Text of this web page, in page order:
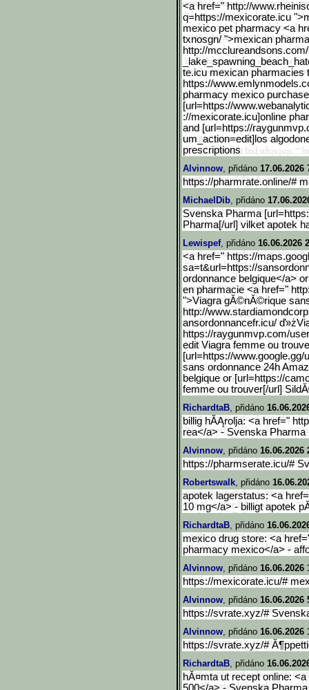
<a href=" http://
q=https://mexicorate.icu
mexico pet pharmacy <a
txnosgn/ ">mexican
http://mcclureandsons.com
te.icu mexican pharmacies
https://
pharmacy mexico
[url=https://www.webanaly
://mexicorate.icu]online
and [url=https://
um_action=edit]los
prescriptions
Alvinnow, přidáno 17.06.2026
https://pharmrate.online/#
MichaelDib, přidáno
Svenska Pharma
Pharma[/url] vilket apotek
Lewispef, přidáno 16.06.2026
<a href=" https://
sa=t&url=https://
ordonnance belgique</a>
en pharmacie <a href="
">Viagra gĂ©nĂ©rique
http://www.stardiamondcor
ansordonnancefr.icu/
https://raygunmvp.com/
edit Viagra femme ou
[url=https://www.google.gg/
sans ordonnance 24h
belgique or [url=https://
femme ou trouver[/url]
RichardtaB, přidáno
billig hĂĄrolja: <a href="
rea</a> - Svenska Pharma
Alvinnow, přidáno 16.06.2026
https://pharmserate.icu/#
Robertswalk, přidáno
apotek lagerstatus: <a
10 mg</a> - billigt apotek
RichardtaB, přidáno
mexico drug store: <a
pharmacy mexico</a> -
Alvinnow, přidáno 16.06.2026
https://mexicorate.icu/#
Alvinnow, přidáno 16.06.2026
https://svrate.xyz/#
Alvinnow, přidáno 16.06.2026
https://svrate.xyz/#
RichardtaB, přidáno
hĂ¤mta ut recept online: